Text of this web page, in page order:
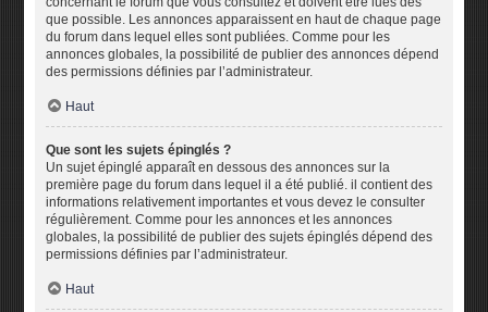
que possible. Les annonces apparaissent en haut de chaque page
du forum dans lequel elles sont publiées. Comme pour les
annonces globales, la possibilité de publier des annonces dépend
des permissions définies par l’administrateur.
Haut
Que sont les sujets épinglés ?
Un sujet épinglé apparaît en dessous des annonces sur la
première page du forum dans lequel il a été publié. il contient des
informations relativement importantes et vous devez le consulter
régulièrement. Comme pour les annonces et les annonces
globales, la possibilité de publier des sujets épinglés dépend des
permissions définies par l’administrateur.
Haut